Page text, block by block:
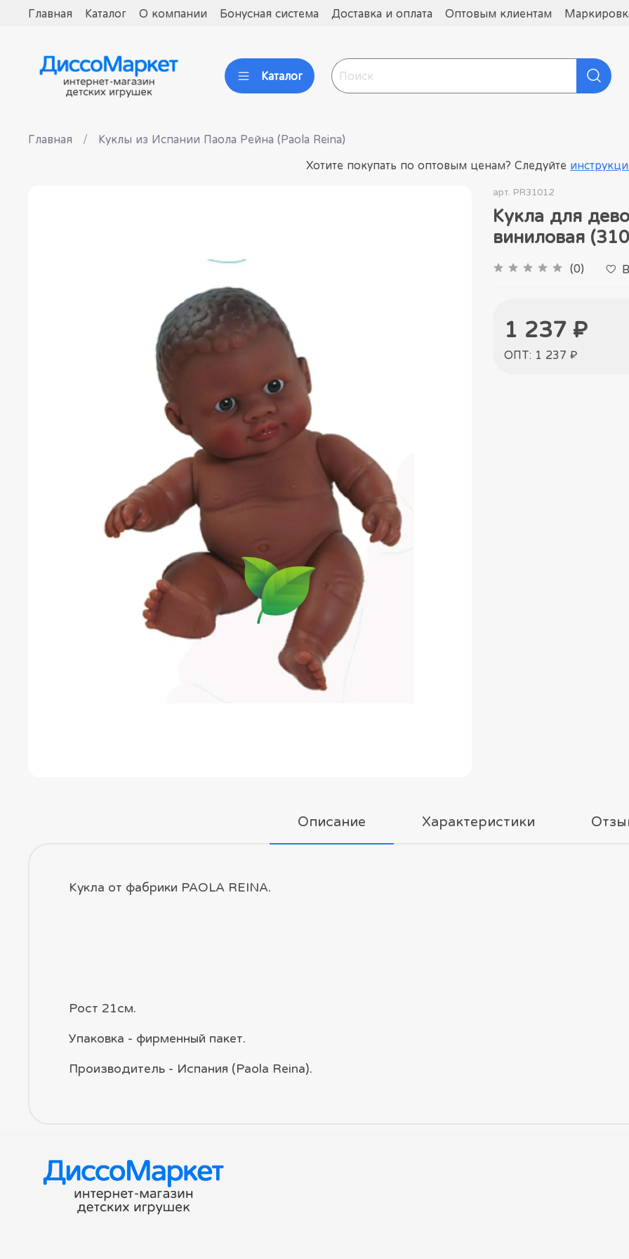
Главная Каталог О компании Бонусная система Доставка и оплата Оптовым клиентам
Каталог
Главная Куклы из Испании Паола Рейна (Paola Reina)
Хотите покупать по оптовым ценам? Следуйте
арт. PR31012
Кукла для
виниловая
(0)
1 237 ₽
ОПТ: 1 237 ₽
Описание Характеристики
Кукла от фабрики PAOLA REINA.
Рост 21см.
Упаковка - фирменный пакет.
Производитель - Испания (Paola Reina).